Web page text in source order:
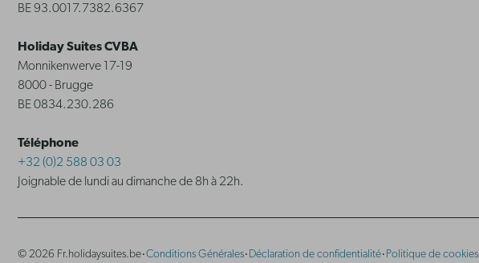
BE 93.0017.7382.6367
Holiday Suites CVBA
Monnikenwerve 17-19
8000 - Brugge
BE 0834.230.286
Téléphone
+32 (0)2 588 03 03
Joignable de lundi au dimanche de 8h à 22h.
© 2026 Fr.holidaysuites.be·Conditions Générales· Déclaration de confidentialité· Politique de cookies